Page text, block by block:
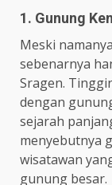
1. Gunung
Meski
sebenarnya
Sragen.
dengan
sejarah
menyebutnya
wisatawan
gunung besar.